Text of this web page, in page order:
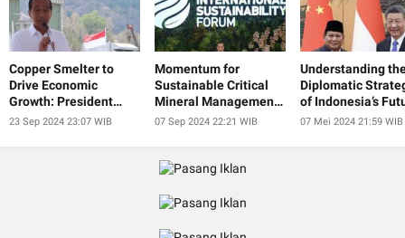
Copper Smelter to
Drive Economic
Growth: President
Jokowi
23 Sep 2024 23:07 WIB
Momentum for
Sustainable Critical
Mineral Management
at IISF 2024
07 Sep 2024 22:21 WIB
Understanding
Diplomatic
of Indonesia’s
President
07 Mei 2024 21:59 WIB